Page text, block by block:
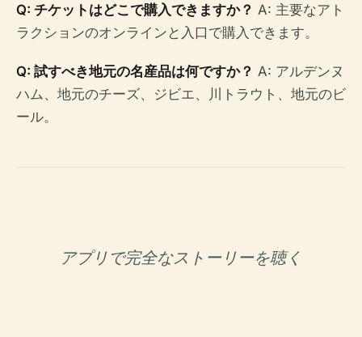
Q: チケットはどこで購入できますか？ A: 主要なアト
ラクションのオンラインと入口で購入できます。
Q: 試すべき地元の名産品は何ですか？ A: アルデンヌ
ハム、地元のチーズ、ジビエ、川トラウト、地元のビ
ール。
アプリで完全なストーリーを聴く